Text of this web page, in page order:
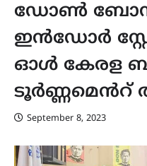
ഡോൺ
ഇൻഡോർ
ഓൾ കേരള
ടൂർണ്ണമെൻറ്
September 8, 2023